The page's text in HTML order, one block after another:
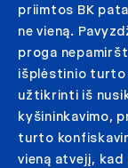
priimtos BK
ne vieną.
proga
išplėstinio
užtikrinti iš
kyšininkavimo,
turto
vieną atvejį,